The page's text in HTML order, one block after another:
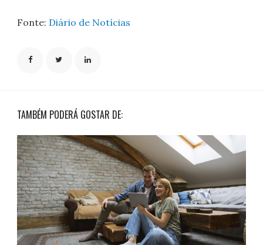
Fonte: Diário de Notícias
TAMBÉM PODERÁ GOSTAR DE: